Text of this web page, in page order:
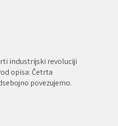
industrijski revoluciji
opisa: Četrta
povezujemo.